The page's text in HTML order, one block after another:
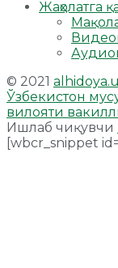
Жаҳолатга
© 2021
Ўзбекистон
вилояти
Ишлаб чиқувчи
[wbcr_snippet